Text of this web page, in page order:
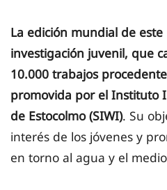
La edición mundial de
investigación juvenil, que c
10.000 trabajos
promovida por el Instituto
de Estocolmo (SIWI). Su
interés de los jóvenes y
en torno al agua y el